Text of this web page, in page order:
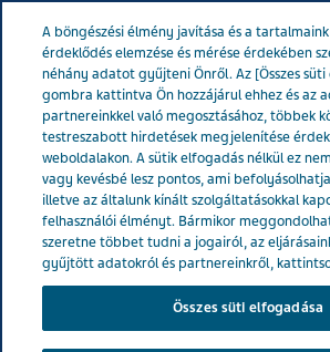
Magyarország Termékek Product
Relax gyógynövénykivonatokat tartalmazó étrend-
kapszula 30x
Valeriana Relax
tartalmazó étrend-
A böngészési élmény javítása és a
érdeklődés elemzése és mérése érdekében
néhány adatot gyűjteni Önről. Az [Összes
gombra kattintva Ön hozzájárul ehhez és az
partnereinkkel való megosztásához, többek
testreszabott hirdetések megjelenítése
weboldalakon. A sütik elfogadás nélkül ez
vagy kevésbé lesz pontos, ami
illetve az általunk kínált szolgáltatásokkal
felhasználói élményt. Bármikor
szeretne többet tudni a jogairól, az
gyűjtött adatokról és partnereinkről,
Összes süti elfogadása